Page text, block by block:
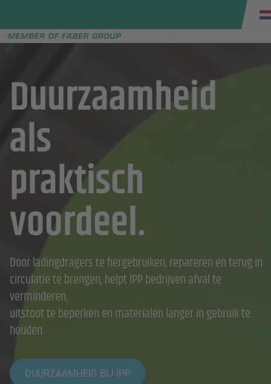
menu
Duurzaamheid
als
praktisch
voordeel.
Door ladingdragers te hergebruiken, repareren en terug in
circulatie te brengen, helpt IPP bedrijven afval te
verminderen,
uitstoot te beperken en materialen langer in gebruik te
houden.
DUURZAAMHEID BIJ IPP